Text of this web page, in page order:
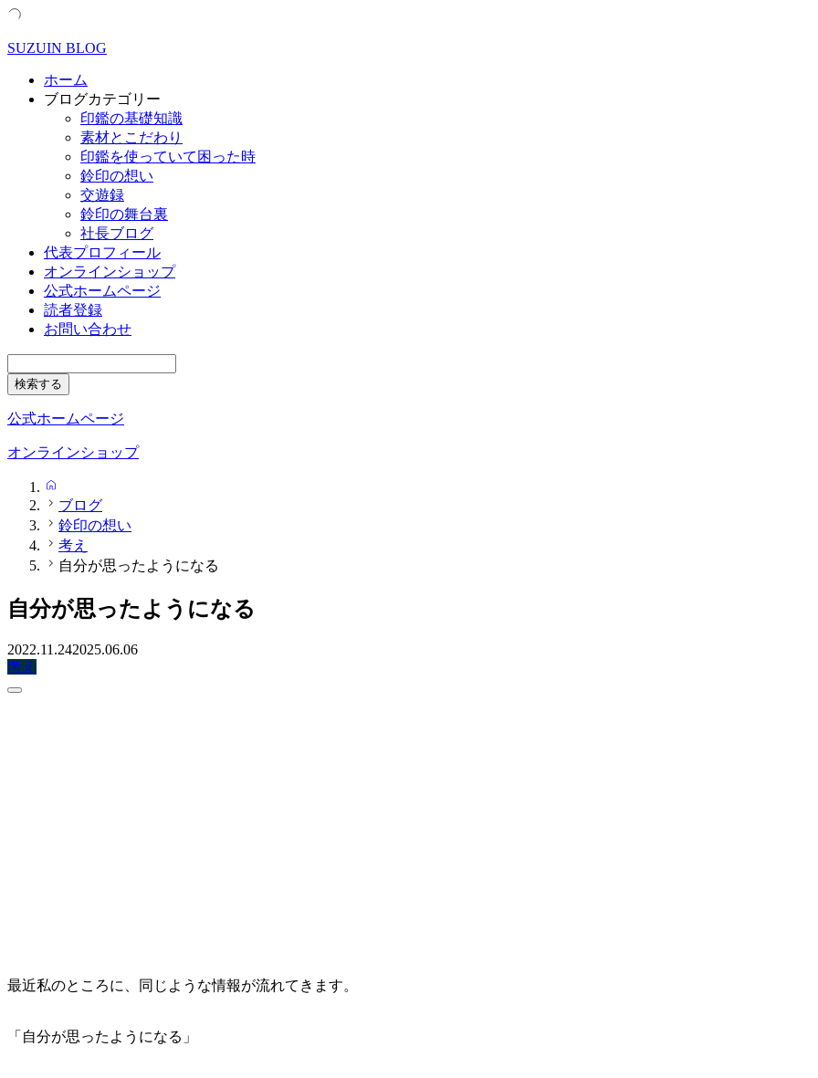
SUZUIN BLOG
ホーム
ブログカテゴリー
印鑑の基礎知識
素材とこだわり
印鑑を使っていて困った時
鈴印の想い
交遊録
鈴印の舞台裏
社長ブログ
代表プロフィール
オンラインショップ
公式ホームページ
読者登録
お問い合わせ
公式ホームページ
オンラインショップ
ブログ
鈴印の想い
考え
自分が思ったようになる
自分が思ったようになる
2022.11.242025.06.06
考え
最近私のところに、同じような情報が流れてきます。
「自分が思ったようになる」